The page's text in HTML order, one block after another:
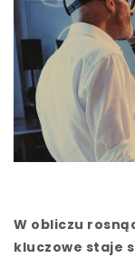
W obliczu
kluczowe staje